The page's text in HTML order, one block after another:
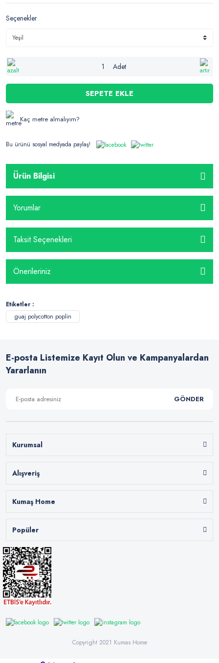
Seçenekler
Adet
SEPETE EKLE
Kaç metre almalıyım?
Bu ürünü sosyal medyada paylaş!
Ürün Bilgisi
Yorumlar
Taksit Seçenekleri
Önerileriniz
Etiketler :
guaj polycotton poplin
E-posta Listemize Kayıt Olun ve Kampanyalardan
Yararlanın
GÖNDER
Kurumsal
Alışveriş
Kumaş Home
Popüler
Copyright 2021 Kumas Home